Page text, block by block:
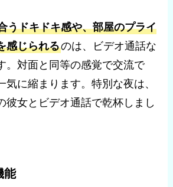
うドキドキ感や、部屋のプライ
感じられるのは、ビデオ通話な
。対面と同等の感覚で交流で
気に縮まります。特別な夜は、
彼女とビデオ通話で乾杯しまし
能